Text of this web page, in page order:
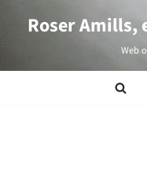
al
Roser
Web